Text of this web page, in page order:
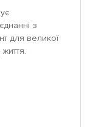
з
для великої